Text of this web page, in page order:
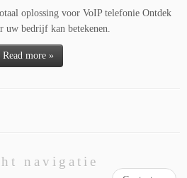
oplossing voor VoIP telefonie Ontdek
uw bedrijf kan betekenen.
Read more »
navigatie